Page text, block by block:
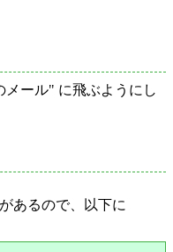
ール" に飛ぶようにし
あるので、以下に